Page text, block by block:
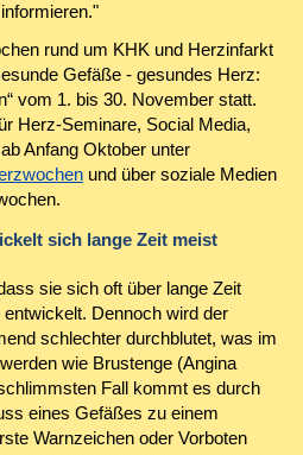
rund um KHK und Herzinfarkt
Gefäße - gesundes Herz:
vom 1. bis 30. November statt.
Herz-Seminare, Social Media,
Anfang Oktober unter
und über soziale Medien
sich lange Zeit meist
sie sich oft über lange Zeit
Dennoch wird der
schlechter durchblutet, was im
wie Brustenge (Angina
Fall kommt es durch
eines Gefäßes zu einem
Warnzeichen oder Vorboten